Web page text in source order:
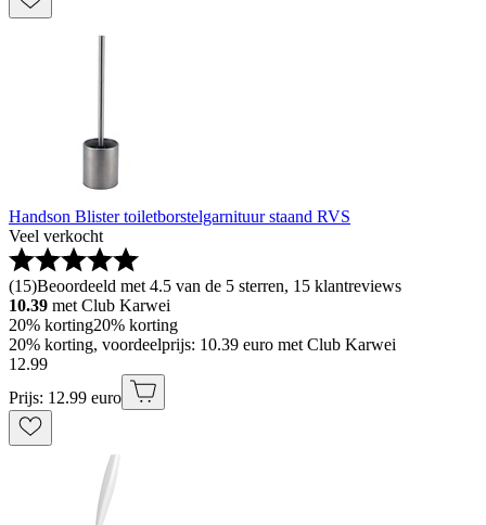
Handson Blister toiletborstelgarnituur staand RVS
Veel verkocht
(15)Beoordeeld met 4.5 van de 5 sterren, 15 klantreviews
10.39 met Club Karwei
20% korting20% korting
20% korting, voordeelprijs: 10.39 euro met Club Karwei
12.99
Prijs: 12.99 euro